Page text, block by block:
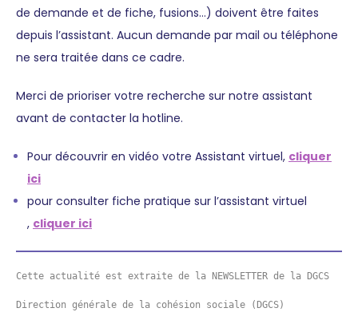
de demande et de fiche, fusions…) doivent être faites
depuis l’assistant. Aucun demande par mail ou téléphone
ne sera traitée dans ce cadre.
Merci de prioriser votre recherche sur notre assistant
avant de contacter la hotline.
Pour découvrir en vidéo votre Assistant virtuel, cliquer
ici
pour consulter fiche pratique sur l’assistant virtuel
, cliquer ici
Cette actualité est extraite de la NEWSLETTER de la DGCS
Direction générale de la cohésion sociale (DGCS)